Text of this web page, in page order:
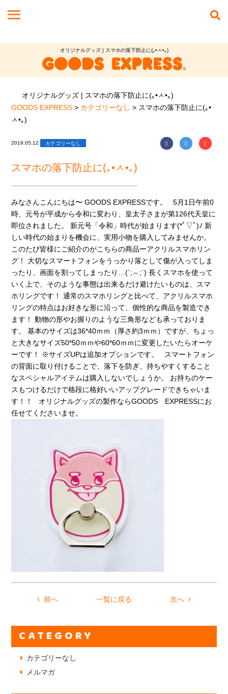
オリジナルグッズ | スマホの落下防止に(｡•ㅅ•｡)
オリジナルグッズ | スマホの落下防止に(｡•ㅅ•｡)
GOODS EXPRESS > カテゴリーなし > スマホの落下防止に(｡•
ㅅ•｡)
2019.05.12 カテゴリーなし
スマホの落下防止に(｡•ㅅ•｡)
みなさんこんにちは〜 GOODS EXPRESSです。 5月1日午前0
時、元号が平成から令和に変わり、皇太子さまが第126代天皇に
即位されました。 新元号「令和」時代が始まります(*ﾟ▽ﾟ)ﾉ 新
しい時代の始まりを機会に、実用小物を購入してみませんか。
このたび皆様にご紹介のがこちらの商品ーアクリルスマホリン
グ！ 大切なスマートフォンをうっかり落として傷が入ってしま
ったり、画面を割ってしまったり…(´;︵;`) 長くスマホを使って
いく上で、そのような事態は出来るだけ避けたいものは、スマ
ホリングです！ 通常のスマホリングと比べて、アクリルスマホ
リングの特点はお好きな形に沿って、個性的な商品を製造でき
ます！ 動物の形やお握りのような三角形なども承っておりま
す。 基本のサイズは36*40ｍｍ（厚さ約3ｍｍ）ですが、ちょっ
と大きなサイズ50*50ｍｍや60*60ｍｍに変更したいたらオーケ
ーです！ ※サイズUPは追加オプションです。 スマートフォン
の背面に取り付けることで、落下を防ぎ、持ちやすくすること
なスペシャルアイテムは購入しないでしょうか。 お持ちのケー
スもつけるだけで格段に格好いいアップグレードできちゃいま
す！！ オリジナルグッズの製作ならGOODS EXPRESSにお
任せてくださいませ。
前へ 一覧に戻る 次へ
CATEGORY
カテゴリーなし
メルマガ